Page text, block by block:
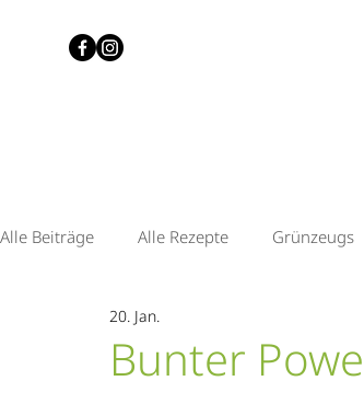
Alle Beiträge Alle Rezepte Grünzeugs
Quitte & Senf
Bunter
20. Jan.